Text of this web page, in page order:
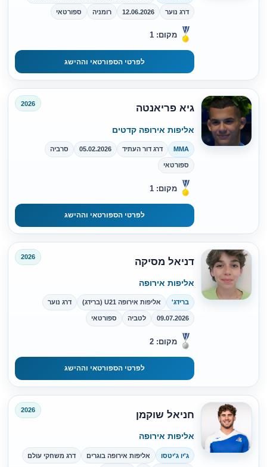
דרג נוער 12.06.2026 רומניה ספורטאי
מקום: 1
לפרטי הספורטאי וההישג
גיא פריאנטה 2026
אליפות אירופה קדטים
MMA דרג דור העתיד 05.02.2026 סרביה
ספורטאי
מקום: 1
לפרטי הספורטאי וההישג
דניאל מסיקה 2026
אליפות אירופה
ברידג' אליפות אירופה U21 (ברידג) דרג נוער
09.07.2026 לטביה ספורטאי
מקום: 2
לפרטי הספורטאי וההישג
חניאל שוקמן 2026
אליפות אירופה
ג'יו ג'יטסו אליפות אירופה בוגרים דרג משחקי עולם